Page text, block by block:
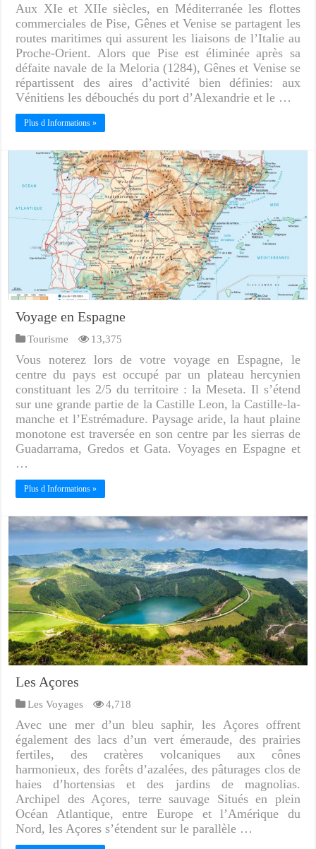
Aux XIe et XIIe siècles, en Méditerranée les flottes
commerciales de Pise, Gênes et Venise se partagent les
routes maritimes qui assurent les liaisons de l’Italie au
Proche-Orient. Alors que Pise est éliminée après sa
défaite navale de la Meloria (1284), Gênes et Venise se
répartissent des aires d’activité bien définies: aux
Vénitiens les débouchés du port d’Alexandrie et le …
Plus d Informations »
Voyage en Espagne
Tourisme 13,375
Vous noterez lors de votre voyage en Espagne, le
centre du pays est occupé par un plateau hercynien
constituant les 2/5 du territoire : la Meseta. Il s’étend
sur une grande partie de la Castille Leon, la Castille-la-
manche et l’Estrémadure. Paysage aride, la haut plaine
monotone est traversée en son centre par les sierras de
Guadarrama, Gredos et Gata. Voyages en Espagne et
…
Plus d Informations »
Les Açores
Les Voyages 4,718
Avec une mer d’un bleu saphir, les Açores offrent
également des lacs d’un vert émeraude, des prairies
fertiles, des cratères volcaniques aux cônes
harmonieux, des forêts d’azalées, des pâturages clos de
haies d’hortensias et des jardins de magnolias.
Archipel des Açores, terre sauvage Situés en plein
Océan Atlantique, entre Europe et l’Amérique du
Nord, les Açores s’étendent sur le parallèle …